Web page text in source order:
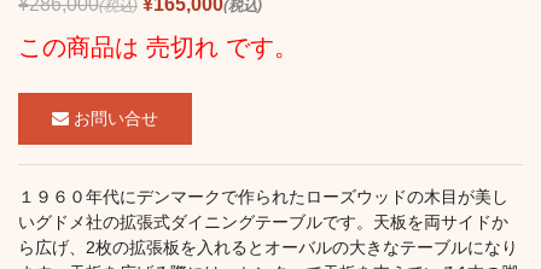
¥286,000(税込) ¥165,000(税込)
この商品は 売切れ です。
お問い合せ
１９６０年代にデンマークで作られたローズウッドの木目が美し
いグドメ社の拡張式ダイニングテーブルです。天板を両サイドか
ら広げ、2枚の拡張板を入れるとオーバルの大きなテーブルになり